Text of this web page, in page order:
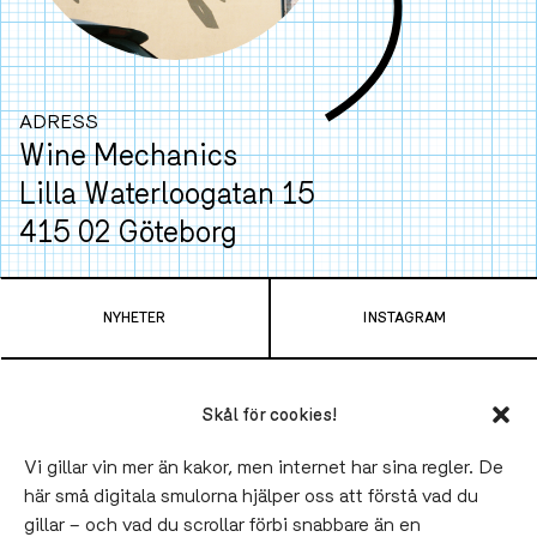
Skål för cookies!
Vi gillar vin mer än kakor, men internet har sina regler. De
här små digitala smulorna hjälper oss att förstå vad du
gillar – och vad du scrollar förbi snabbare än en
NYHETER INSTAGRAM
VÅRA VINER SLAKTHUSET BLOCK PARTY
BLI FATÄGARE SLAKTHUSET
ADRESS
Wine Mechanics
Lilla Waterloogatan 15
415 02 Göteborg
hoppa av vid Gamlestads Torg. Tar bara 6 minuter.
LUNCH
Sommaruppehåll till 19 augusti.
SOCIAL MIDDAG